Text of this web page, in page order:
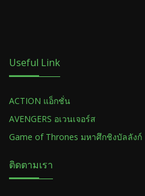
Useful Link
ACTION แอ็กชั่น
AVENGERS อเวนเจอร์ส
Game of Thrones มหาศึกชิงบัลลังก์
ติดตามเรา